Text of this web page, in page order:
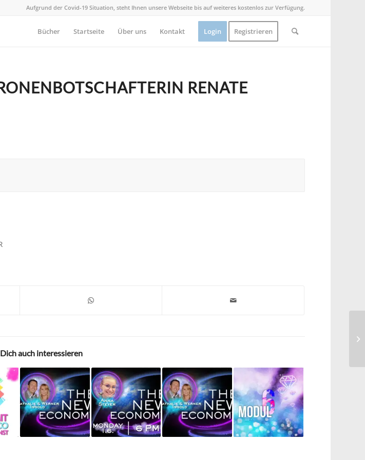
Aufgrund der Covid-19 Situation, steht Ihnen unsere Webseite bis auf weiteres kostenlos zur Verfügung.
Bücher Startseite Über uns Kontakt Login Registrieren
RENATE
auch interessieren